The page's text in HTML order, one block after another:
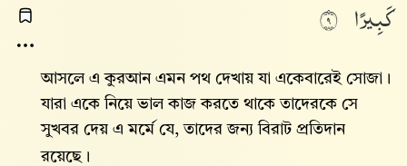
كَبِيرًا ٩
আসলে এ কুরআন এমন পথ দেখায় যা একেবারেই সোজা।
যারা একে নিয়ে ভাল কাজ করতে থাকে তাদেরকে সে
সুখবর দেয় এ মর্মে যে, তাদের জন্য বিরাট প্রতিদান
রয়েছে।